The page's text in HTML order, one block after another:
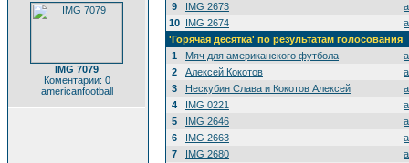
IMG 7079
Коментарии: 0
americanfootball
9
IMG 2673
10 IMG 2674
'Горячая десятка' по результатам голосования
1
Мяч для американского футбола
2
Алексей Кокотов
3
Нескубин Слава и Кокотов Алексей
4
IMG 0221
5
IMG 2646
6
IMG 2663
7
IMG 2680